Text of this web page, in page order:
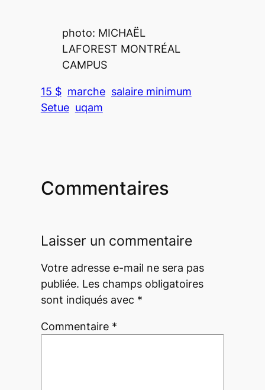
photo: MICHAËL
LAFOREST MONTRÉAL
CAMPUS
15 $ marche salaire minimum
Setue uqam
Commentaires
Laisser un commentaire
Votre adresse e-mail ne sera pas
publiée. Les champs obligatoires
sont indiqués avec *
Commentaire *